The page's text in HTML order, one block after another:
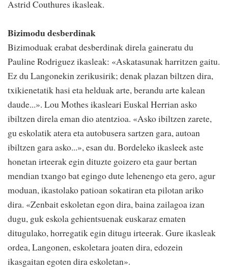
Astrid Couthures ikasleak.
Bizimodu desberdinak
Bizimoduak erabat desberdinak direla gaineratu du
Pauline Rodriguez ikasleak: «Askatasunak harritzen gaitu.
Ez du Langonekin zerikusirik; denak plazan biltzen dira,
txikienetatik hasi eta helduak arte, berandu arte kalean
daude...». Lou Mothes ikasleari Euskal Herrian asko
ibiltzen direla eman dio atentzioa. «Asko ibiltzen zarete,
gu eskolatik atera eta autobusera sartzen gara, autoan
ibiltzen gara asko...», esan du. Bordeleko ikasleek aste
honetan irteerak egin dituzte goizero eta gaur bertan
mendian txango bat egingo dute lehenengo eta gero, agur
moduan, ikastolako patioan sokatiran eta pilotan ariko
dira. «Zenbait eskoletan egon dira, baina zailagoa izan
dugu, guk eskola gehientsuenak euskaraz ematen
ditugulako, horregatik egin ditugu irteerak. Gure ikasleak
ordea, Langonen, eskoletara joaten dira, edozein
ikasgaitan egoten dira eskoletan».